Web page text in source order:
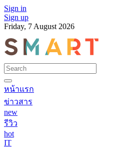
Sign in
Sign up
Friday, 7 August 2026
หน้าแรก
ข่าวสาร
new
รีวิว
hot
IT